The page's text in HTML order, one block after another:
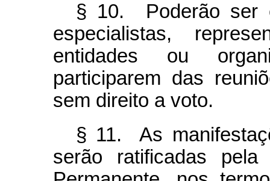
§ 10. Poderão ser
especialistas,
entidades ou
participarem das
sem direito a voto.
§ 11. As
serão ratificadas pela